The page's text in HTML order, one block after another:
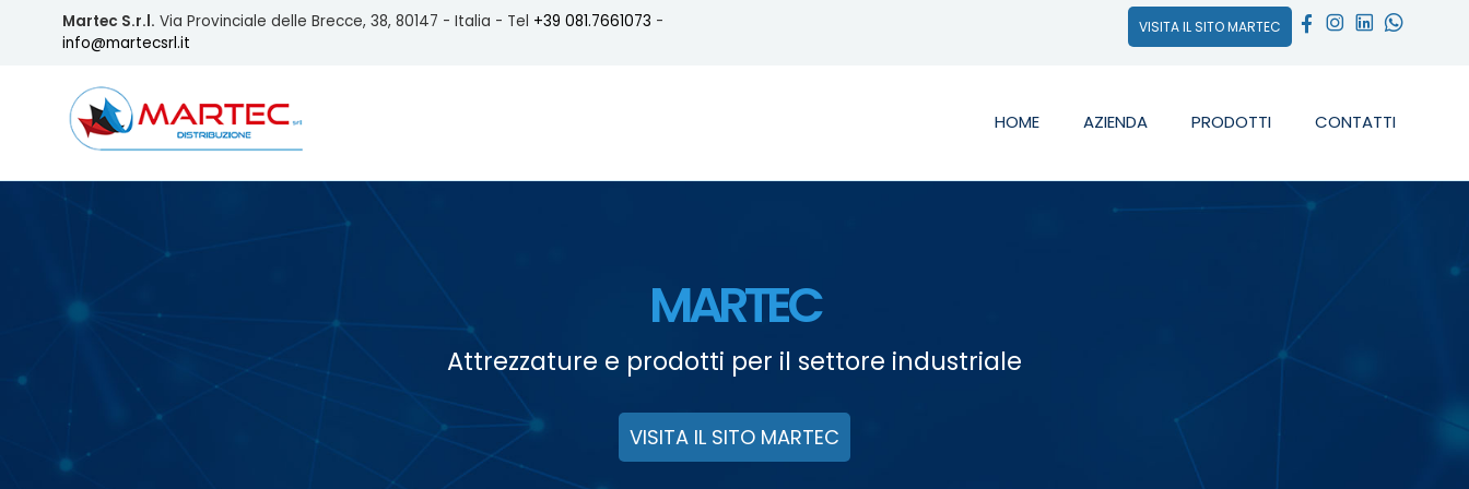
Martec S.r.l. Via Provinciale delle Brecce, 38, 80147 - Italia - Tel +39 081.7661073 -
info@martecsrl.it
VISITA IL SITO MARTEC
HOME AZIENDA PRODOTTI CONTATTI
MARTEC
Attrezzature e prodotti per il settore industriale
VISITA IL SITO MARTEC